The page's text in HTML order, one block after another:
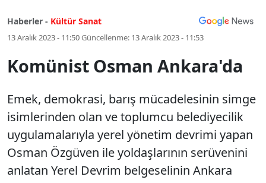
Haberler - Kültür Sanat
13 Aralık 2023 - 11:50Güncellenme: 13 Aralık 2023 - 11:53
Komünist Osman Ankara'da
Emek, demokrasi, barış mücadelesinin simge
isimlerinden olan ve toplumcu belediyecilik
uygulamalarıyla yerel yönetim devrimi yapan
Osman Özgüven ile yoldaşlarının serüvenini
anlatan Yerel Devrim belgeselinin Ankara